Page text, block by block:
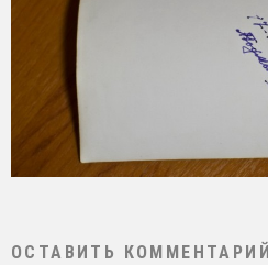
ОСТАВИТЬ КОММЕНТАРИЙ